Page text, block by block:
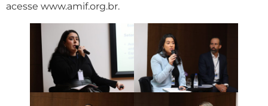
acesse www.amif.org.br.